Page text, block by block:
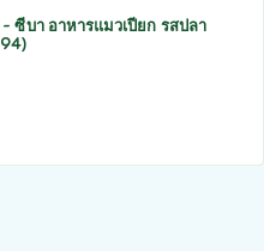
ซีบา อาหารแมวเปียก รสปลา